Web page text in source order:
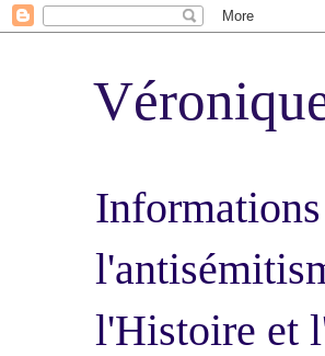
l'Histoire et